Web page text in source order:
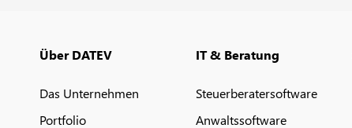
Über DATEV
Das Unternehmen
Portfolio
IT & Beratung
Steuerberatersoftware
Anwaltssoftware